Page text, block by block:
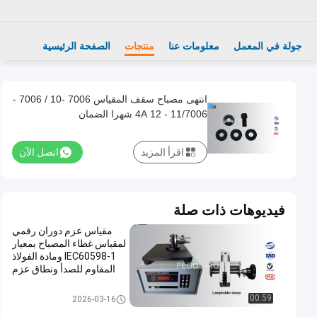
الصفحة الرئيسية منتجات معلومات عنا جولة في المعمل
انتهى مصباح سقف المقياس 7006 -10 / 7006 -
11/7006 - 4A 12 شهرا الضمان
اتصل الآن اقرأ المزيد
فيديوهات ذات صلة
00:59
مقياس عزم دوران رقمي
لمقياس غطاء المصباح بمعيار
IEC60598-1 ومادة الفولاذ
المقاوم للصدأ ونطاق عزم
مصباح سقف المقياس2026-03-16